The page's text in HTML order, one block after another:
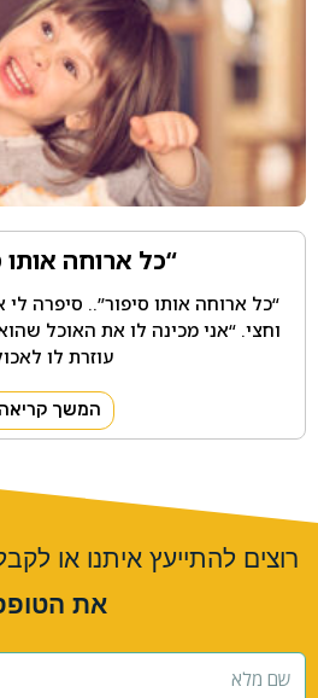
“כל ארוחה אותו
“כל ארוחה אותו סיפור”.. סיפרה
וחצי. “אני מכינה לו את האוכל
עוזרת לו
המשך קריאה
רוצים להתייעץ איתנו או
את